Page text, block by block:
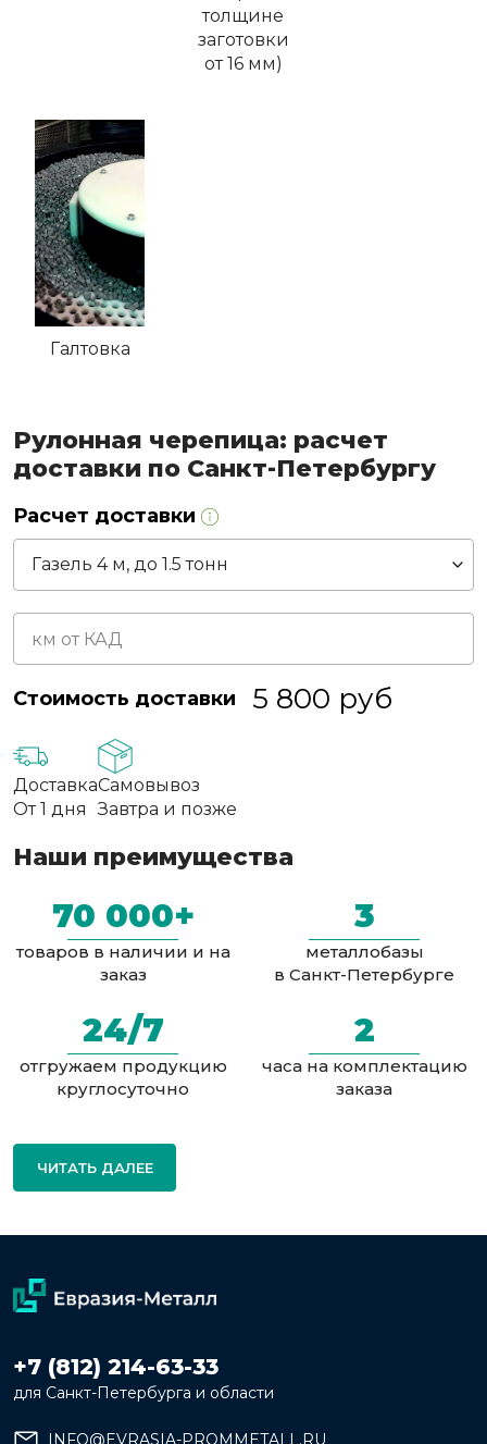
толщине
заготовки
от 16 мм)
Галтовка
Рулонная черепица: расчет
доставки по Санкт-Петербургу
Расчет доставки
Стоимость доставки 5 800 руб
Доставка
От 1 дня
Самовывоз
Завтра и позже
Наши преимущества
70 000+
товаров в наличии и на
заказ
3
металлобазы
в Санкт-Петербурге
24/7
отгружаем продукцию
круглосуточно
2
часа на комплектацию
заказа
ЧИТАТЬ ДАЛЕЕ
+7 (812) 214-63-33
для Санкт-Петербурга и области
INFO@EVRASIA-PROMMETALL.RU